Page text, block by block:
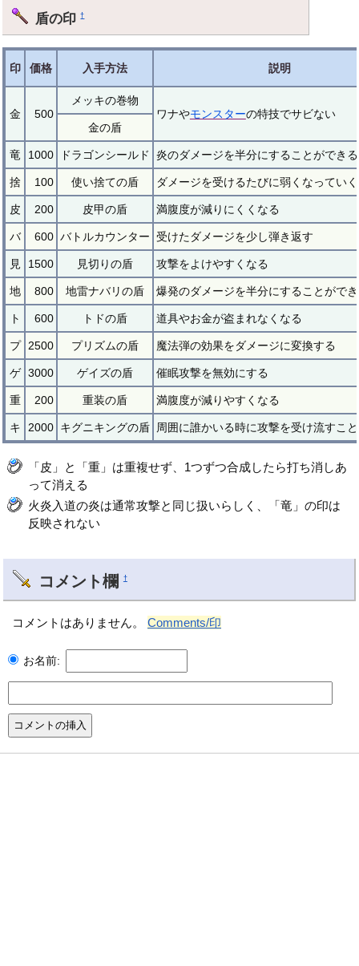
盾の印†
印 価格 入手方法 説明
金 500
メッキの巻物
ワナやモンスターの特技でサビない
金の盾
竜 1000 ドラゴンシールド 炎のダメージを半分にすることができる
捨 100 使い捨ての盾 ダメージを受けるたびに弱くなっていく
皮 200 皮甲の盾 満腹度が減りにくくなる
バ 600 バトルカウンター 受けたダメージを少し弾き返す
見 1500 見切りの盾 攻撃をよけやすくなる
地 800 地雷ナバリの盾 爆発のダメージを半分にすることがで
ト 600 トドの盾 道具やお金が盗まれなくなる
プ 2500 プリズムの盾 魔法弾の効果をダメージに変換する
ゲ 3000 ゲイズの盾 催眠攻撃を無効にする
重 200 重装の盾 満腹度が減りやすくなる
キ 2000 キグニキングの盾 周囲に誰かいる時に攻撃を受け流すこ
「皮」と「重」は重複せず、1つずつ合成したら打ち消しあ
って消える
火炎入道の炎は通常攻撃と同じ扱いらしく、「竜」の印は
反映されない
コメント欄 †
コメントはありません。Comments/印
お名前: